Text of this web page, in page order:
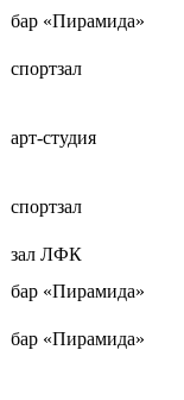
бар «Пирамида»
спортзал
арт-студия
спортзал
зал ЛФК
бар «Пирамида»
бар «Пирамида»